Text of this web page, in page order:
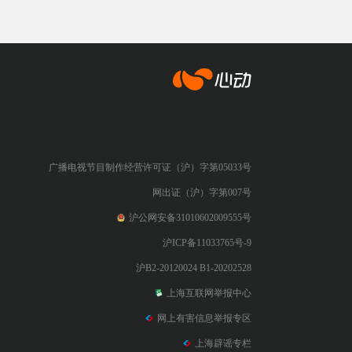
广播电视节目制作经营许可证（沪）字第05033号
网出证（沪）字第007号
沪公网安备31010602009555号
沪ICP备11033765号-9
沪B2-20120024 B1-20202528
上海互联网举报中心
网上有害信息举报专区
上海辟谣专栏
心动网络